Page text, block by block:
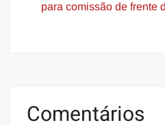
para comissão de frente
Comentários